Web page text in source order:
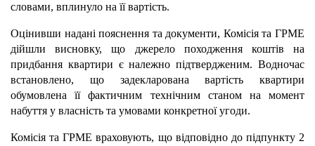
словами, вплинуло на її вартість.
Оцінивши надані пояснення та документи, Комісія та ГРМЕ
дійшли висновку, що джерело походження коштів на
придбання квартири є належно підтвердженим. Водночас
встановлено, що задекларована вартість квартири
обумовлена її фактичним технічним станом на момент
набуття у власність та умовами конкретної угоди.
Комісія та ГРМЕ враховують, що відповідно до підпункту 2